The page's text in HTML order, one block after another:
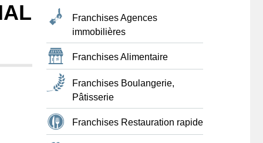
Franchises Agences
immobilières
Franchises Alimentaire
Franchises Boulangerie,
Pâtisserie
Franchises Restauration rapide